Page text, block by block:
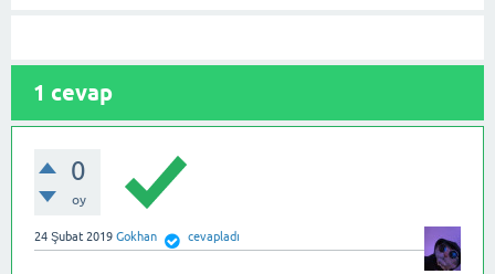
1 cevap
0
oy
24 Şubat 2019 Gokhan cevapladı